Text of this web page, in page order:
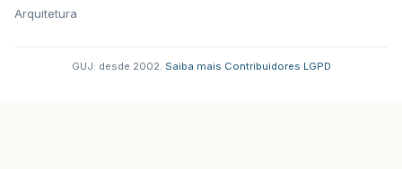
Arquitetura
GUJ: desde 2002. Saiba mais Contribuidores LGPD